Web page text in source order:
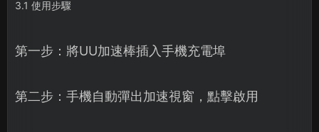
3.1 使用步驟
第一步：將UU加速棒插入手機充電埠
第二步：手機自動彈出加速視窗，點擊啟用